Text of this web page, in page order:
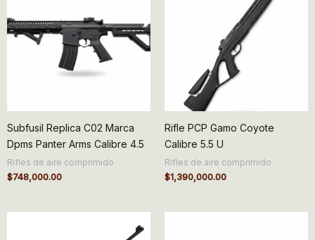
Subfusil Replica C02 Marca
Dpms Panter Arms Calibre 4.5
Rifles de aire comprimido
$748,000.00
Rifle PCP Gamo Coyote
Calibre 5.5 U
Rifles de aire comprimido
$1,390,000.00